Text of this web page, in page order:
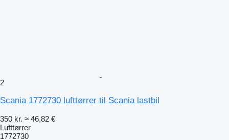
2
Scania 1772730 lufttørrer til Scania lastbil
350 kr. ≈ 46,82 €
Lufttørrer
1772730